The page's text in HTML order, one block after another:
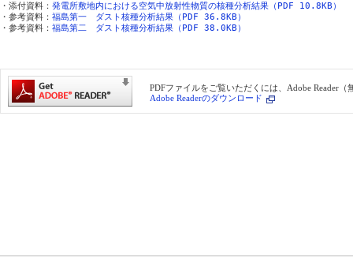
・添付資料： 発電所敷地内における空気中放射性物質の核種分析結果（PDF 10.8KB）
・参考資料： 福島第一　ダスト核種分析結果（PDF 36.8KB）
・参考資料： 福島第二　ダスト核種分析結果（PDF 38.0KB）
PDFファイルをご覧いただくには、Adobe Reader（
Adobe Readerのダウンロード